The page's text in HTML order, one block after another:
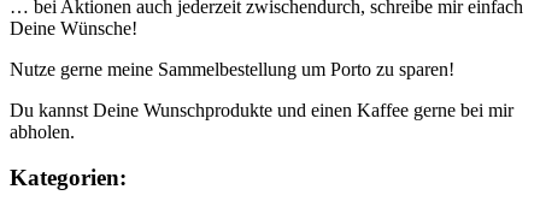
… bei Aktionen auch jederzeit zwischendurch, schreibe mir einfach
Deine Wünsche!
Nutze gerne meine Sammelbestellung um Porto zu sparen!
Du kannst Deine Wunschprodukte und einen Kaffee gerne bei mir
abholen.
Kategorien: